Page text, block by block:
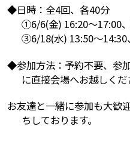
◆日時：全4回、各40分
①6/6(金) 16:20～17:00
③6/18(水) 13:50～
◆参加方法：予約不要、参
に直接会場へお越しくだ
お友達と一緒に参加も大歓
ちしております。